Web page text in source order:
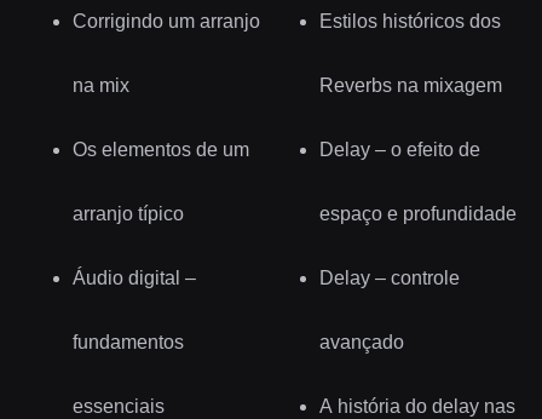
Corrigindo um arranjo
na mix
Os elementos de um
arranjo típico
Áudio digital –
fundamentos
essenciais
Estilos históricos dos
Reverbs na mixagem
Delay – o efeito de
espaço e profundidade
Delay – controle
avançado
A história do delay nas